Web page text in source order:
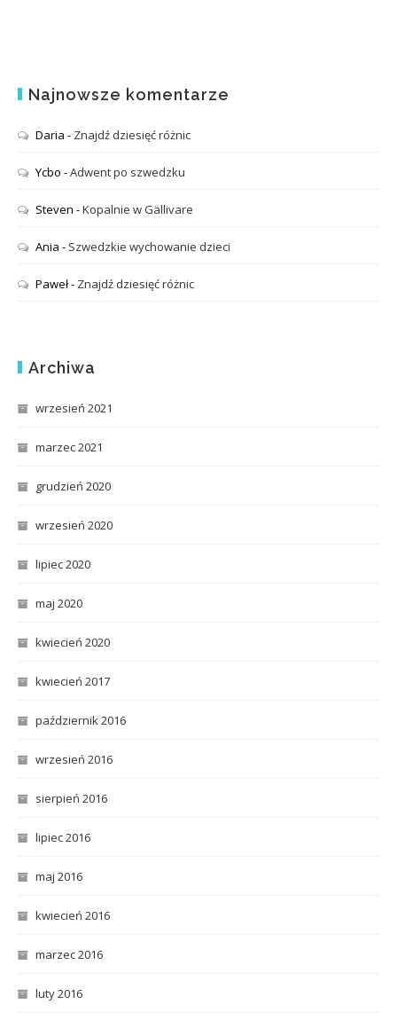
Najnowsze komentarze
Daria - Znajdź dziesięć różnic
Ycbo -Adwent po szwedzku
Steven -Kopalnie w Gällivare
Ania - Szwedzkie wychowanie dzieci
Paweł- Znajdź dziesięć różnic
Archiwa
wrzesień 2021
marzec 2021
grudzień 2020
wrzesień 2020
lipiec 2020
maj 2020
kwiecień 2020
kwiecień 2017
październik 2016
wrzesień 2016
sierpień 2016
lipiec 2016
maj 2016
kwiecień 2016
marzec 2016
luty 2016